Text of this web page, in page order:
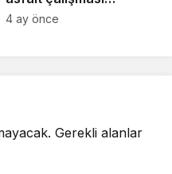
gerçekleştirilecek
4 ay önce
Gerekli alanlar